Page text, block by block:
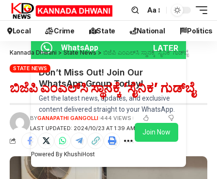
Aa
Local Crime State National Politics
Kannada Dhwani >State News> ಬಿಜೆಪಿ ಎಂಎಲ್‌ಸಿ ಸ್ಥಾನಕ್ಕೆ ’ಸೈನಿಕ’ ಗುಡ್‌ಬೈ
STATE NEWS
ಬಿಜೆಪಿ ಎಂಎಲ್‌ಸಿ ಸ್ಥಾನಕ್ಕೆ ’ಸೈನಿಕ’ ಗುಡ್‌ಬೈ
LAST UPDATED: 2024/10/23 AT 1:39 AM
BYGANAPATHI GANGOLLI 444 VIEWS
WhatsApp LATER
Don’t Miss Out! Join Our
WhatsApp Group Today!
Get the latest news, updates, and exclusive
content delivered straight to your WhatsApp.
Join Now
Powered By KhushiHost